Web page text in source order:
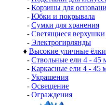
- Корзины для
- Юбки и покрывала
- Сумки для хранения
- Светящиеся верхушки
- Электрогирлянды
♦ Высокие уличные ёлки
- Ствольные ели 4 - 45
- Каркасные ели 4 - 45
- Украшения
- Освещение
- Ограждения